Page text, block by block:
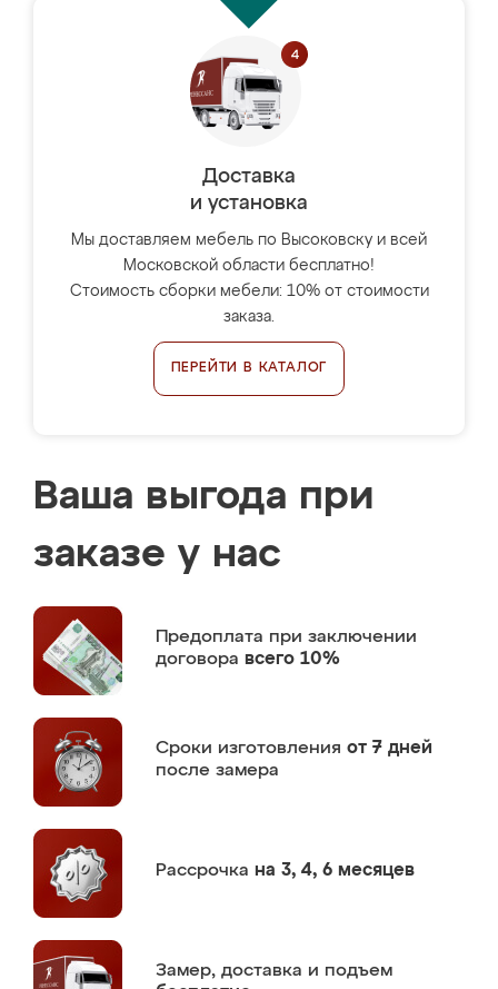
Доставка
и установка
Мы доставляем мебель по Высоковску и всей
Московской области бесплатно!
Стоимость сборки мебели: 10% от стоимости
заказа.
ПЕРЕЙТИ В КАТАЛОГ
Ваша выгода при
заказе у нас
Предоплата при заключении
договора всего 10%
Сроки изготовления от 7 дней
после замера
Рассрочка на 3, 4, 6 месяцев
Замер, доставка и подъем